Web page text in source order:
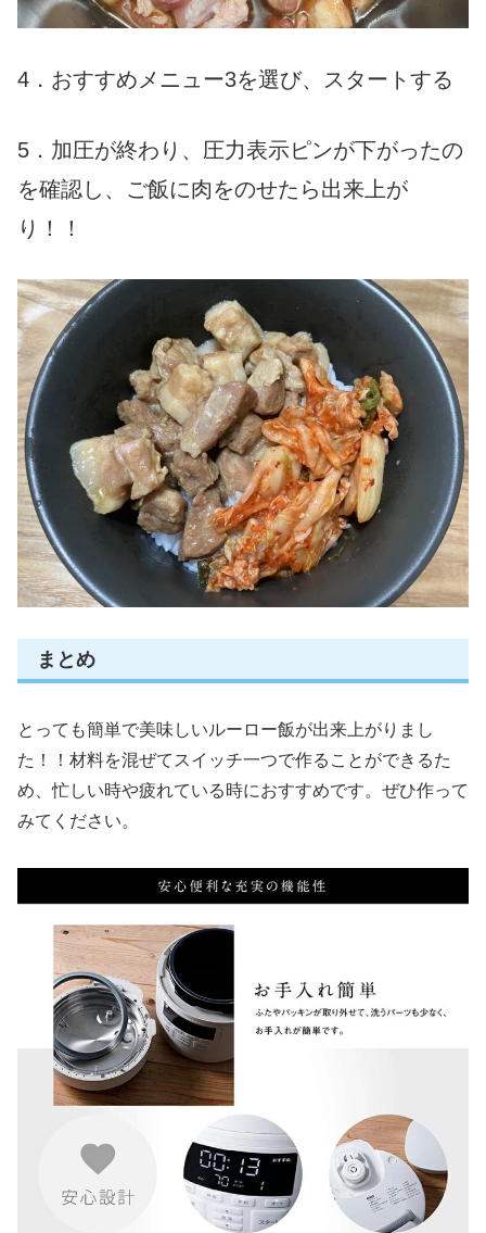
4．おすすめメニュー3を選び、スタートする
5．加圧が終わり、圧力表示ピンが下がったの
を確認し、ご飯に肉をのせたら出来上が
り！！
まとめ
とっても簡単で美味しいルーロー飯が出来上がりまし
た！！材料を混ぜてスイッチ一つで作ることができるた
め、忙しい時や疲れている時におすすめです。ぜひ作って
みてください。